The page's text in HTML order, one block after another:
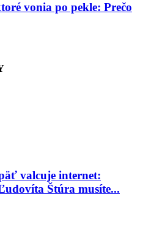
vonia po pekle: Prečo
valcuje internet:
Štúra musíte...